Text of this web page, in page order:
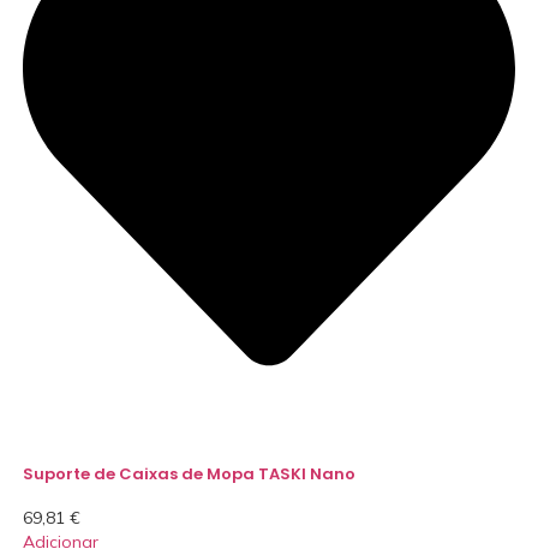
Suporte de Caixas de Mopa TASKI Nano
69,81 €
Adicionar